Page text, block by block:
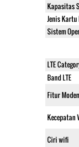
Kapasitas
Jenis Kartu
Sistem
LTE
Band LTE
Fitur
Kecepatan
Ciri wifi